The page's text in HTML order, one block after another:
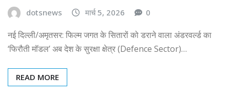
dotsnews मार्च 5, 2026 0
नई दिल्ली/अमृतसर: फिल्म जगत के सितारों को डराने वाला अंडरवर्ल्ड का
‘फिरौती मॉडल’ अब देश के सुरक्षा क्षेत्र (Defence Sector)…
READ MORE